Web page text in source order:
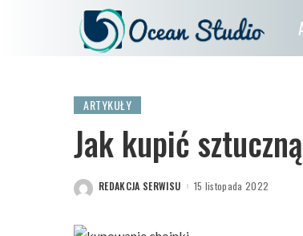
ARTYKUŁY
Jak kupić
POSTED
REDAKCJA SERWISU 15 listopada 2022